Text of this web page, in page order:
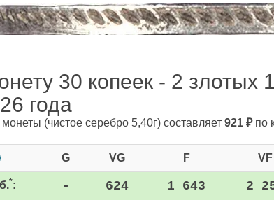
30 копеек - 2 злотых
года
монеты (чистое серебро 5,40г) составляет 921 ₽по
G VG F VF
*: - 624 1 643 2